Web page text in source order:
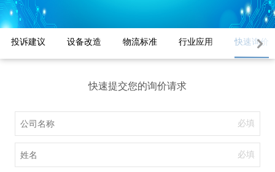
投诉建议 设备改造 物流标准 行业应用 快速询价
快速提交您的询价请求
必填
必填